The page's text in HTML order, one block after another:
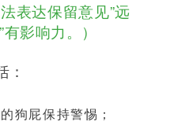
表达保留意见”远
影响力。）
狗屁保持警惕；